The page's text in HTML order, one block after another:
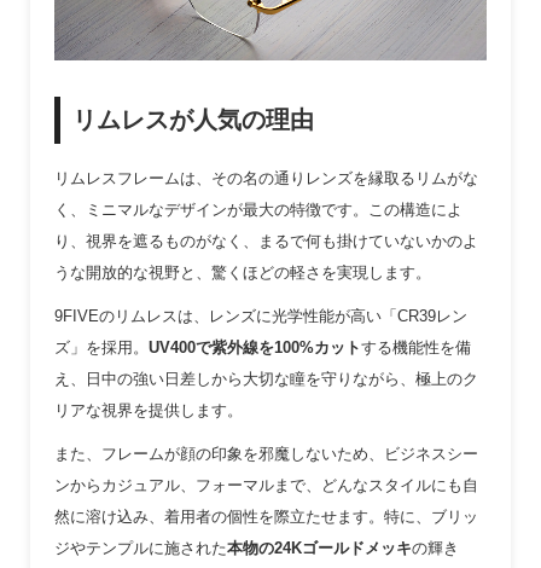
リムレスが人気の理由
リムレスフレームは、その名の通りレンズを縁取るリムがな
く、ミニマルなデザインが最大の特徴です。この構造によ
り、視界を遮るものがなく、まるで何も掛けていないかのよ
うな開放的な視野と、驚くほどの軽さを実現します。
9FIVEのリムレスは、レンズに光学性能が高い「CR39レン
ズ」を採用。 UV400で紫外線を100%カットする機能性を備
え、日中の強い日差しから大切な瞳を守りながら、極上のク
リアな視界を提供します。
また、フレームが顔の印象を邪魔しないため、ビジネスシー
ンからカジュアル、フォーマルまで、どんなスタイルにも自
然に溶け込み、着用者の個性を際立たせます。特に、ブリッ
ジやテンプルに施された本物の24Kゴールドメッキの輝き